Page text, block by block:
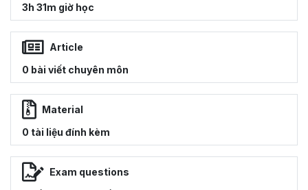
3h 31m giờ học
Article
0 bài viết chuyên môn
Material
0 tài liệu đính kèm
Exam questions